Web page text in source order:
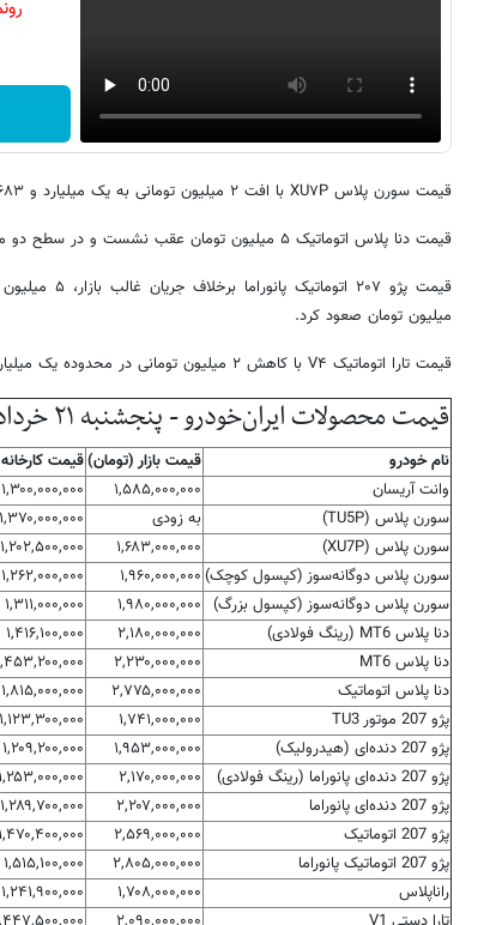
قیمت سورن پلاس XU۷P با افت ۲ میلیون تومانی به یک میلیارد و ۶۸۳ میلیون تومان رسید.
قیمت دنا پلاس اتوماتیک ۵ میلیون تومان عقب نشست و در سطح دو میلیارد و ۷۷۵ میلیون تومان قرار گرفت.
میلیون تومان صعود کرد.
قیمت تارا اتوماتیک V۴ با کاهش ۲ میلیون تومانی در محدوده یک میلیارد و ۶۲۰ میلیون تومان تثبیت شد.
قیمت محصولات ایران‌خودرو - پنجشنبه ۲۱ خرداد ۱۴۰۵
نام خودرو قیمت بازار (تومان)قیمت
وانت آریسان
۱,۵۸۵,۰۰۰,۰۰۰ ۱,۳۰۰,۰۰۰,۰۰۰
سورن پلاس (TU5P)
به زودی ۱,۳۷۰,۰۰۰,۰۰۰
سورن پلاس (XU7P)
۱,۶۸۳,۰۰۰,۰۰۰ ۱,۲۰۲,۵۰۰,۰۰۰
سورن پلاس دوگانه‌سوز (کپسول کوچک) ۱,۹۶۰,۰۰۰,۰۰۰ ۱,۲۶۲,۰۰۰,۰۰۰
سورن پلاس دوگانه‌سوز (کپسول بزرگ) ۱,۹۸۰,۰۰۰,۰۰۰ ۱,۳۱۱,۰۰۰,۰۰۰
دنا پلاس MT6 (رینگ فولادی)
۲,۱۸۰,۰۰۰,۰۰۰ ۱,۴۱۶,۱۰۰,۰۰۰
دنا پلاس MT6
۲,۲۳۰,۰۰۰,۰۰۰
دنا پلاس اتوماتیک
۲,۷۷۵,۰۰۰,۰۰۰ ۱,۸۱۵,۰۰۰,۰۰۰
پژو 207 موتور TU3
۱,۷۴۱,۰۰۰,۰۰۰ ۱,۱۲۳,۳۰۰,۰۰۰
پژو 207 دنده‌ای (هیدرولیک)
۱,۹۵۳,۰۰۰,۰۰۰ ۱,۲۰۹,۲۰۰,۰۰۰
پژو 207 دنده‌ای پانوراما (رینگ فولادی)
۲,۱۷۰,۰۰۰,۰۰۰ ۱,۲۵۳,۰۰۰,۰۰۰
پژو 207 دنده‌ای پانوراما
۲,۲۰۷,۰۰۰,۰۰۰ ۱,۲۸۹,۷۰۰,۰۰۰
پژو 207 اتوماتیک
۲,۵۶۹,۰۰۰,۰۰۰ ۱,۴۷۰,۴۰۰,۰۰۰
پژو 207 اتوماتیک پانوراما
۲,۸۰۵,۰۰۰,۰۰۰ ۱,۵۱۵,۱۰۰,۰۰۰
راناپلاس
۱,۷۰۸,۰۰۰,۰۰۰ ۱,۲۴۱,۹۰۰,۰۰۰